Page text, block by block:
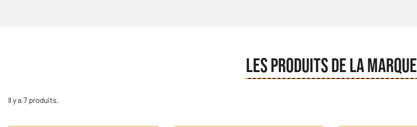
LES PRODUITS DE LA MARQUE
Il y a 7 produits.